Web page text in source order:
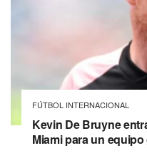
FÚTBOL INTERNACIONAL
Kevin De Bruyne
Miami para un